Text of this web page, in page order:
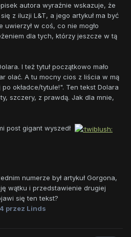
autora wyraźnie wskazuje, że
z iluzji L&T, a jego artykuł ma być
w coś, co nie mogło
dla tych, którzy jeszcze w tą
I też tytuł początkowo mało
olać. A tu mocny cios z liścia w mą
okładce/tytule!". Ten tekst Dolara
szczery, z prawdą. Jak dla mnie,
post gigant wyszedł
numerze był artykuł Gorgona,
wątku i przedstawienie drugiej
się ten tekst?
przez Linds